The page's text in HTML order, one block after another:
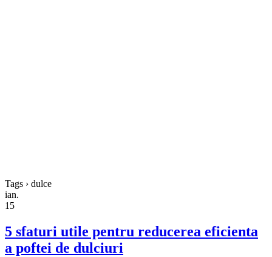
Tags › dulce
ian.
15
5 sfaturi utile pentru reducerea eficienta
a poftei de dulciuri